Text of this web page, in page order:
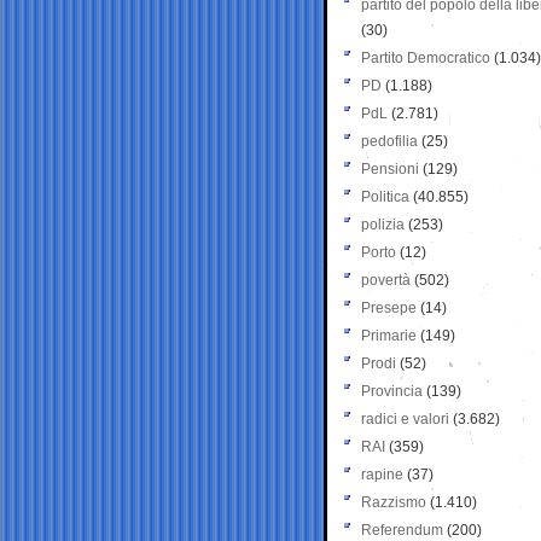
partito del popolo della
(30)
Partito Democratico (1.034)
PD (1.188)
PdL (2.781)
pedofilia (25)
Pensioni (129)
Politica (40.855)
polizia (253)
Porto (12)
povertà (502)
Presepe (14)
Primarie (149)
Prodi (52)
Provincia (139)
radici e valori (3.682)
RAI (359)
rapine (37)
Razzismo (1.410)
Referendum (200)